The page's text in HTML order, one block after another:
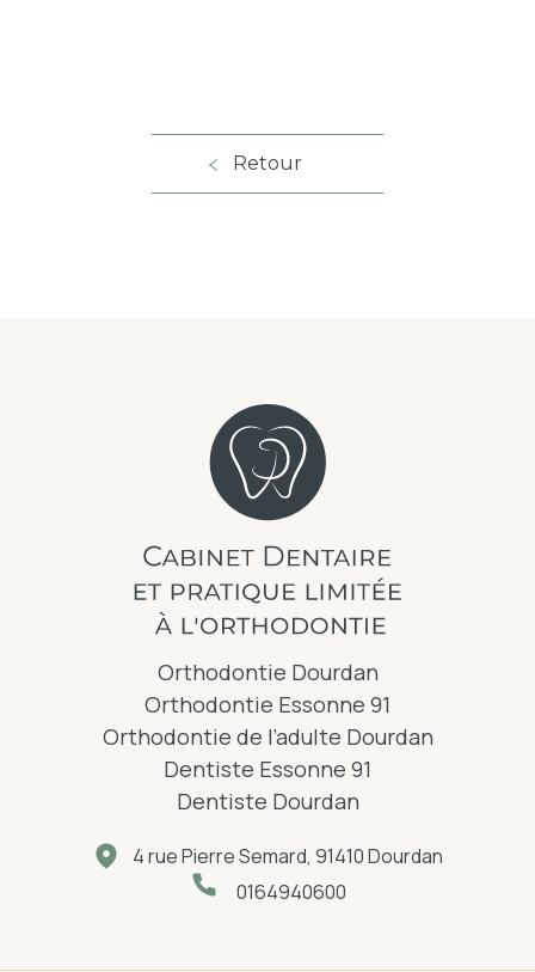
Retour
Orthodontie Dourdan
Orthodontie Essonne 91
Orthodontie de l’adulte Dourdan
Dentiste Essonne 91
Dentiste Dourdan
4 rue Pierre Semard, 91410 Dourdan
0164940600